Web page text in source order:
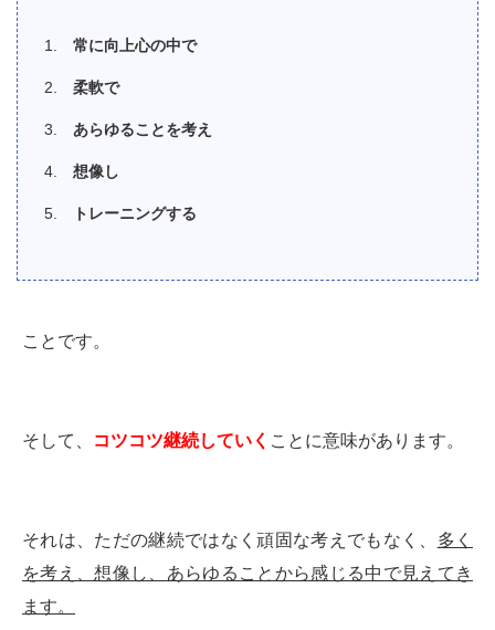
常に向上心の中で
柔軟で
あらゆることを考え
想像し
トレーニングする
ことです。
そして、 コツコツ継続していく ことに意味があります。
それは、ただの継続ではなく頑固な考えでもなく、 多く
を考え、想像し、あらゆることから感じる中で見えてき
ます。